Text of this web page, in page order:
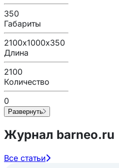
350
Габариты
2100х1000х350
Длина
2100
Количество
0
Развернуть
Журнал barneo.ru
Все статьи